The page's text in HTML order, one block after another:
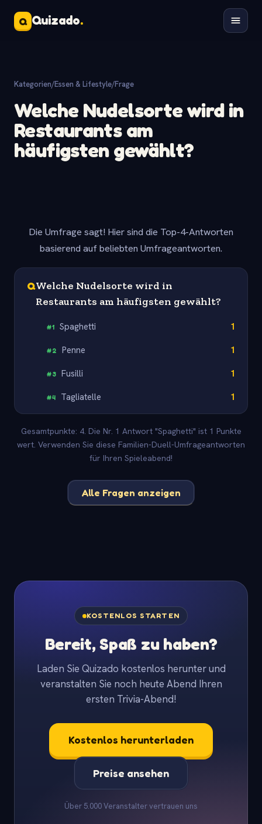
Q Quizado.
Kategorien/Essen & Lifestyle/Frage
Welche Nudelsorte wird in
Restaurants am
häufigsten gewählt?
Die Umfrage sagt! Hier sind die Top-4-Antworten
basierend auf beliebten Umfrageantworten.
QWelche Nudelsorte wird in
Restaurants am häufigsten gewählt?
#1 Spaghetti 1
#2 Penne 1
#3 Fusilli 1
#4 Tagliatelle 1
Gesamtpunkte: 4. Die Nr. 1 Antwort "Spaghetti" ist 1 Punkte
wert. Verwenden Sie diese Familien-Duell-Umfrageantworten
für Ihren Spieleabend!
Alle Fragen anzeigen
KOSTENLOS STARTEN
Bereit, Spaß zu haben?
Laden Sie Quizado kostenlos herunter und
veranstalten Sie noch heute Abend Ihren
ersten Trivia-Abend!
Kostenlos herunterladen
Preise ansehen
Über 5.000 Veranstalter vertrauen uns